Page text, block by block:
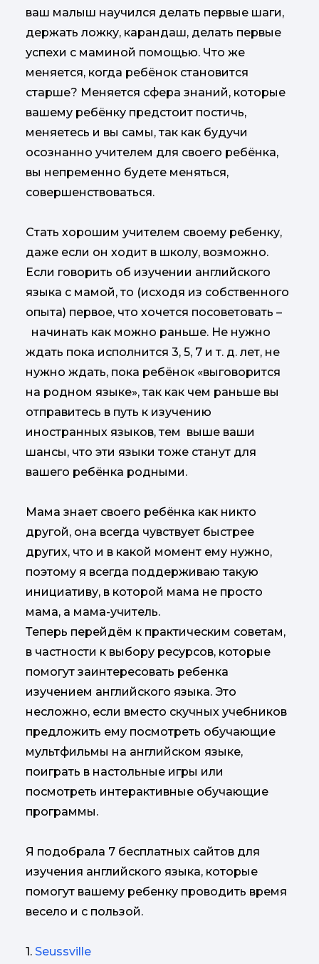
ваш малыш научился делать первые шаги,
держать ложку, карандаш, делать первые
успехи с маминой помощью. Что же
меняется, когда ребёнок становится
старше? Меняется сфера знаний, которые
вашему ребёнку предстоит постичь,
меняетесь и вы самы, так как будучи
осознанно учителем для своего ребёнка,
вы непременно будете меняться,
совершенствоваться.
Стать хорошим учителем своему ребенку,
даже если он ходит в школу, возможно.
Если говорить об изучении английского
языка с мамой, то (исходя из собственного
опыта) первое, что хочется посоветовать –
начинать как можно раньше. Не нужно
ждать пока исполнится 3, 5, 7 и т. д. лет, не
нужно ждать, пока ребёнок «выговорится
на родном языке», так как чем раньше вы
отправитесь в путь к изучению
иностранных языков, тем выше ваши
шансы, что эти языки тоже станут для
вашего ребёнка родными.
Мама знает своего ребёнка как никто
другой, она всегда чувствует быстрее
других, что и в какой момент ему нужно,
поэтому я всегда поддерживаю такую
инициативу, в которой мама не просто
мама, а мама-учитель.
Теперь перейдём к практическим советам,
в частности к выбору ресурсов, которые
помогут заинтересовать ребенка
изучением английского языка. Это
несложно, если вместо скучных учебников
предложить ему посмотреть обучающие
мультфильмы на английском языке,
поиграть в настольные игры или
посмотреть интерактивные обучающие
программы.
Я подобрала 7 бесплатных сайтов для
изучения английского языка, которые
помогут вашему ребенку проводить время
весело и с пользой.
1. Seussville